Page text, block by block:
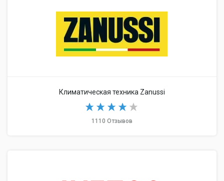
Климатическая техника Zanussi
1110 Отзывов